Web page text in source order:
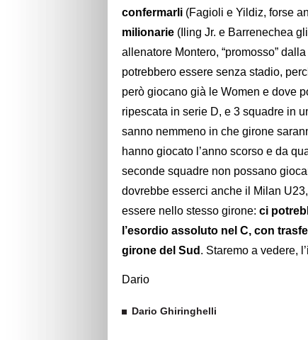
confermarli (Fagioli e Yildiz, forse
milionarie (Iling Jr. e Barrenechea
allenatore Montero, “promosso”
potrebbero essere senza stadio,
però giocano già le Women e dove
ripescata in serie D, e 3 squadre in
sanno nemmeno in che girone
hanno giocato l’anno scorso e da
seconde squadre non possano
dovrebbe esserci anche il Milan
essere nello stesso girone: ci
l’esordio assoluto nel C, con
girone del Sud . Staremo a vedere,
Dario
Dario Ghiringhelli